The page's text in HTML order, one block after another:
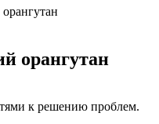
орангутан
к решению проблем.